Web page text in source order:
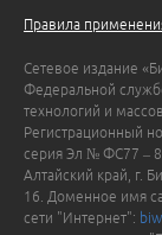
Правила
Сетевое издание
Федеральной
технологий и
Регистрационный
серия Эл № ФС77 –
Алтайский край, г.
16. Доменное имя
сети "Интернет":